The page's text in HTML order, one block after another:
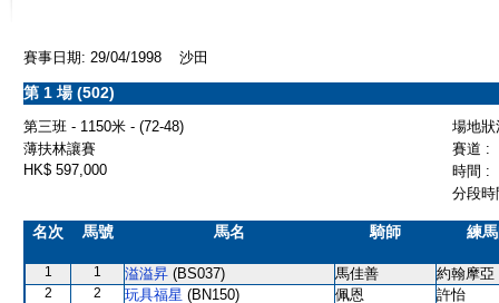
賽事日期: 29/04/1998 沙田
第 1 場 (502)
第三班 - 1150米 - (72-48)
場地
薄扶林讓賽
賽道 :
HK$ 597,000
時間 :
分段
名次 馬號 馬名 騎師 練
1 1 溢溢昇 (BS037) 馬佳善 約翰摩亞
2 2 玩具福星 (BN150) 佩恩 許怡